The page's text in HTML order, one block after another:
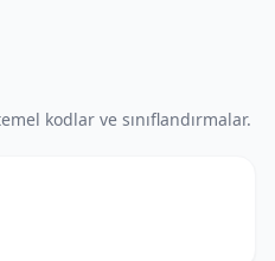
kodlar ve sınıflandırmalar.